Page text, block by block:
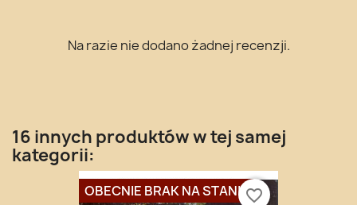
Na razie nie dodano żadnej recenzji.
16 innych produktów w tej samej
kategorii:
OBECNIE BRAK NA STANIEfavorite_border